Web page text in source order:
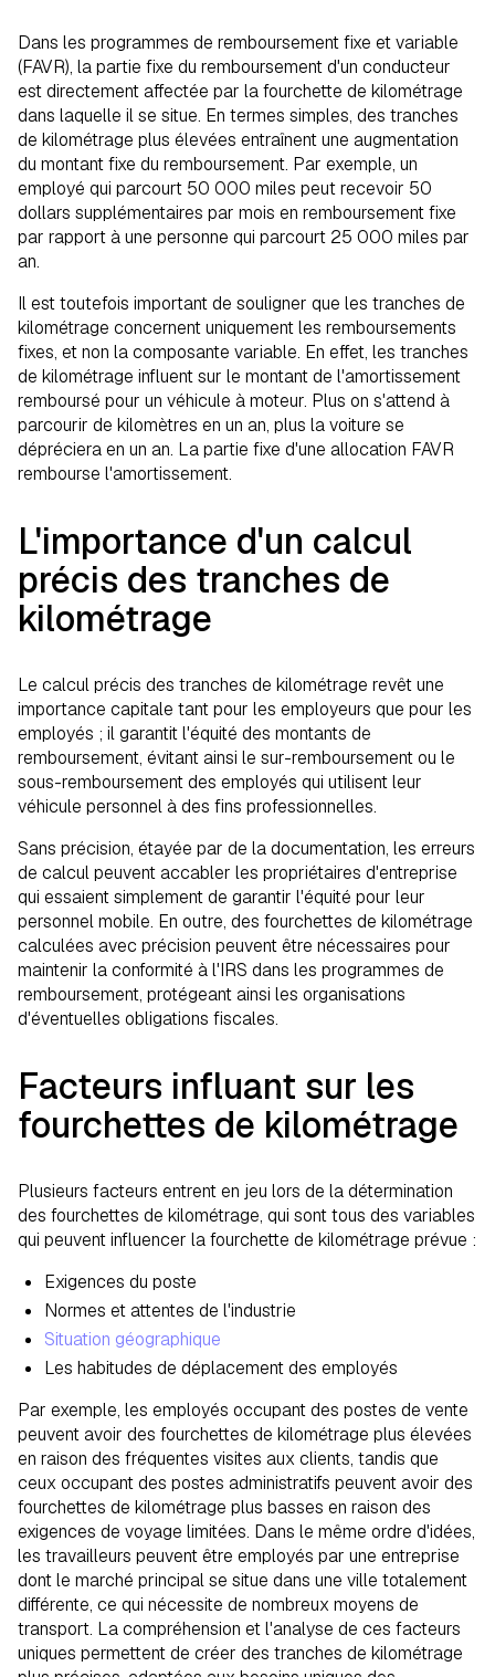
Dans les programmes de remboursement fixe et variable
(FAVR), la partie fixe du remboursement d'un conducteur
est directement affectée par la fourchette de kilométrage
dans laquelle il se situe. En termes simples, des tranches
de kilométrage plus élevées entraînent une augmentation
du montant fixe du remboursement. Par exemple, un
employé qui parcourt 50 000 miles peut recevoir 50
dollars supplémentaires par mois en remboursement fixe
par rapport à une personne qui parcourt 25 000 miles par
an.
Il est toutefois important de souligner que les tranches de
kilométrage concernent uniquement les remboursements
fixes, et non la composante variable. En effet, les tranches
de kilométrage influent sur le montant de l'amortissement
remboursé pour un véhicule à moteur. Plus on s'attend à
parcourir de kilomètres en un an, plus la voiture se
dépréciera en un an. La partie fixe d'une allocation FAVR
rembourse l'amortissement.
L'importance d'un calcul
précis des tranches de
kilométrage
Le calcul précis des tranches de kilométrage revêt une
importance capitale tant pour les employeurs que pour les
employés ; il garantit l'équité des montants de
remboursement, évitant ainsi le sur-remboursement ou le
sous-remboursement des employés qui utilisent leur
véhicule personnel à des fins professionnelles.
Sans précision, étayée par de la documentation, les erreurs
de calcul peuvent accabler les propriétaires d'entreprise
qui essaient simplement de garantir l'équité pour leur
personnel mobile. En outre, des fourchettes de kilométrage
calculées avec précision peuvent être nécessaires pour
maintenir la conformité à l'IRS dans les programmes de
remboursement, protégeant ainsi les organisations
d'éventuelles obligations fiscales.
Facteurs influant sur les
fourchettes de kilométrage
Plusieurs facteurs entrent en jeu lors de la détermination
des fourchettes de kilométrage, qui sont tous des variables
qui peuvent influencer la fourchette de kilométrage prévue :
Exigences du poste
Normes et attentes de l'industrie
Situation géographique
Les habitudes de déplacement des employés
Par exemple, les employés occupant des postes de vente
peuvent avoir des fourchettes de kilométrage plus élevées
en raison des fréquentes visites aux clients, tandis que
ceux occupant des postes administratifs peuvent avoir des
fourchettes de kilométrage plus basses en raison des
exigences de voyage limitées. Dans le même ordre d'idées,
les travailleurs peuvent être employés par une entreprise
dont le marché principal se situe dans une ville totalement
différente, ce qui nécessite de nombreux moyens de
transport. La compréhension et l'analyse de ces facteurs
uniques permettent de créer des tranches de kilométrage